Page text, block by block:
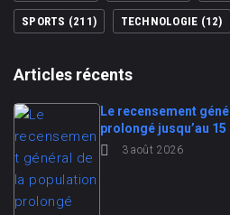
SPORTS (211) TECHNOLOGIE (12)
Articles récents
Le recensement
prolongé jusqu’au
3 août 2026